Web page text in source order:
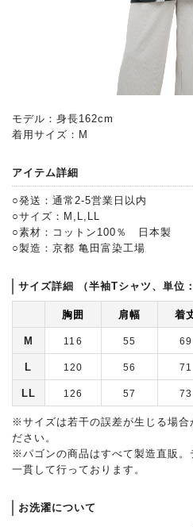
モデル：身長162cm
着用サイズ：M
アイテム詳細
○発送：通常2-5営業日以内
○サイズ：M,L,LL
○素材：コットン100％ 日本製
○製造：京都 亀田富染工場
サイズ詳細 （半袖Tシャツ、単位
胸囲 肩幅 着
M 116 55 69
L 120 56 71
LL 126 57 73
※サイズは若干の誤差が生じる場合
ださい。
※パゴンの商品はすべて製造直販。
一貫して行っております。
お洗濯について